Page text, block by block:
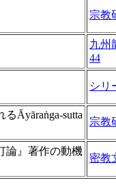
宗教
九州
44
シリ
Āyāraṅga-sutta
宗教
論』著作の動機
密教